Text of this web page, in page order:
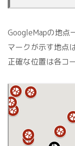
GoogleMapの地点
マークが示す地点
正確な位置は各コ